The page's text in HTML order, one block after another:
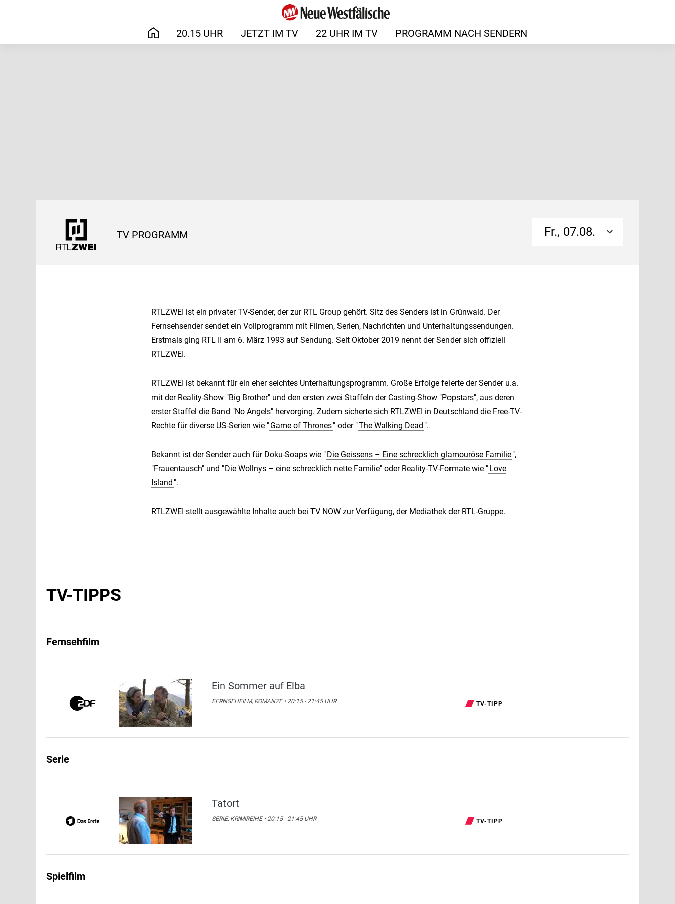
START20.15 UHR JETZT IM TV 22 UHR IM TV PROGRAMM NACH SENDERN
TV PROGRAMM Fr., 07.08.
RTLZWEI ist ein privater TV-Sender, der zur RTL Group gehört. Sitz des Senders ist in Grünwald. Der
Fernsehsender sendet ein Vollprogramm mit Filmen, Serien, Nachrichten und Unterhaltungssendungen.
Erstmals ging RTL II am 6. März 1993 auf Sendung. Seit Oktober 2019 nennt der Sender sich offiziell
RTLZWEI.
RTLZWEI ist bekannt für ein eher seichtes Unterhaltungsprogramm. Große Erfolge feierte der Sender u.a.
mit der Reality-Show "Big Brother" und den ersten zwei Staffeln der Casting-Show "Popstars", aus deren
erster Staffel die Band "No Angels" hervorging. Zudem sicherte sich RTLZWEI in Deutschland die Free-TV-
Rechte für diverse US-Serien wie "Game of Thrones" oder "The Walking Dead ".
Bekannt ist der Sender auch für Doku-Soaps wie "Die Geissens – Eine schrecklich glamouröse Familie",
"Frauentausch" und "Die Wollnys – eine schrecklich nette Familie" oder Reality-TV-Formate wie "Love
Island ".
RTLZWEI stellt ausgewählte Inhalte auch bei TV NOW zur Verfügung, der Mediathek der RTL-Gruppe.
TV-TIPPS
Fernsehfilm
Ein Sommer auf Elba
FERNSEHFILM, ROMANZE • 20:15 - 21:45 UHR TV-TIPP
Serie
Tatort
SERIE, KRIMIREIHE • 20:15 - 21:45 UHR TV-TIPP
Spielfilm